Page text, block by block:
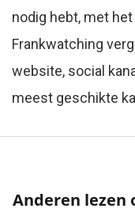
nodig hebt, met
Frankwatching
website, social
meest geschikte
Anderen lezen